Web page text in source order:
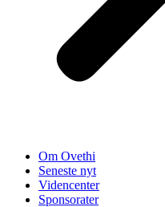
Om Ovethi
Seneste nyt
Videncenter
Sponsorater